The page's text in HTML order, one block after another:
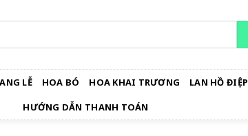
LỄ HOA BÓ HOA KHAI TRƯƠNG LAN HỒ ĐIỆP
HƯỚNG DẪN THANH TOÁN